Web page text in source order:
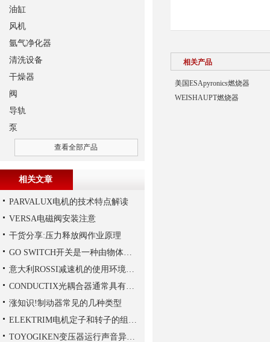
相关产品
美国ESApyronics燃烧器
WEISHAUPT燃烧器
油缸
风机
氩气净化器
清洗设备
干燥器
阀
导轨
泵
查看全部产品
相关文章
PARVALUX电机的技术特点解读
VERSA电磁阀安装注意
干货分享:压力释放阀作业原理
GO SWITCH开关是一种由物体的位移来决定电路通断的开关
意大利ROSSI减速机的使用环境和保养要求
CONDUCTIX光耦合器通常具有多种封装形式
涨知识!制动器常见的几种类型
ELEKTRIM电机定子和转子的组成结构如下
TOYOGIKEN变压器运行声音异常的判断方法